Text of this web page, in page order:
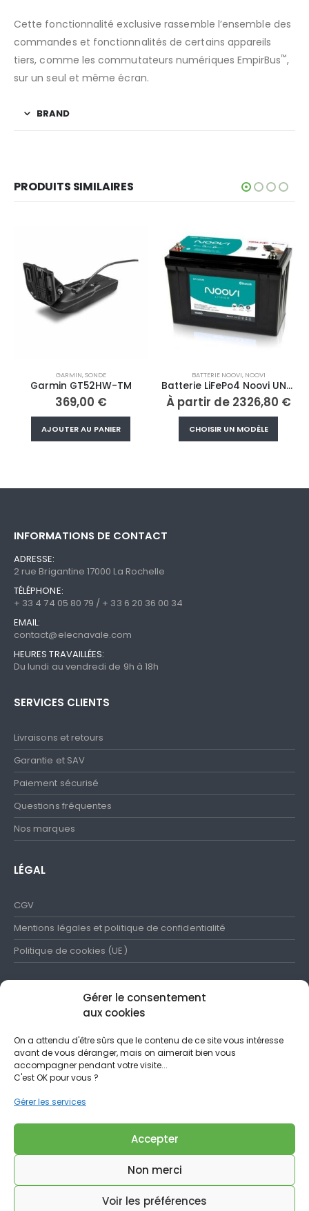
Gérer le consentement
aux cookies
On a attendu d'être sûrs que le contenu de ce site vous intéresse
avant de vous déranger, mais on aimerait bien vous
accompagner pendant votre visite...
C'est OK pour vous ?
Gérer les services
Accepter
Non merci
Voir les préférences
Cette fonctionnalité exclusive rassemble l’ensemble des
commandes et fonctionnalités de certains appareils
tiers, comme les commutateurs numériques EmpirBus™,
sur un seul et même écran.
BRAND
PRODUITS SIMILAIRES
BATTERIE NOOVI
Batterie LiFePo4 Noovi UN38.3
À partir de €
CHOISIR UN MODÈLE
Ce produit a plusieurs variations. Les options peuvent être choisies sur la page du produit
GARMIN,SONDEUR
À partir de1318,80
CHOISIR UN MODÈLE
INFORMATIONS DE CONTACT
ADRESSE:
2 rue Brigantine 17000 La Rochelle
TÉLÉPHONE:
+ 33 4 74 05 80 79 / + 33 6 20 36 00 34
EMAIL:
contact@elecnavale.com
HEURES TRAVAILLÉES:
Du lundi au vendredi de 9h à 18h
SERVICES CLIENTS
Livraisons et retours
Garantie et SAV
Paiement sécurisé
Questions fréquentes
Nos marques
LÉGAL
CGV
Mentions légales et politique de confidentialité
Politique de cookies (UE)
SUIVEZ-NOUS
N'hésitez pas à partager nos publications et à les commenter
Elecnavale © 2022. All Rights Reserved